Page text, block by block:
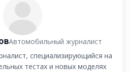
Автомобильный журналист
специализирующийся на
тестах и новых моделях